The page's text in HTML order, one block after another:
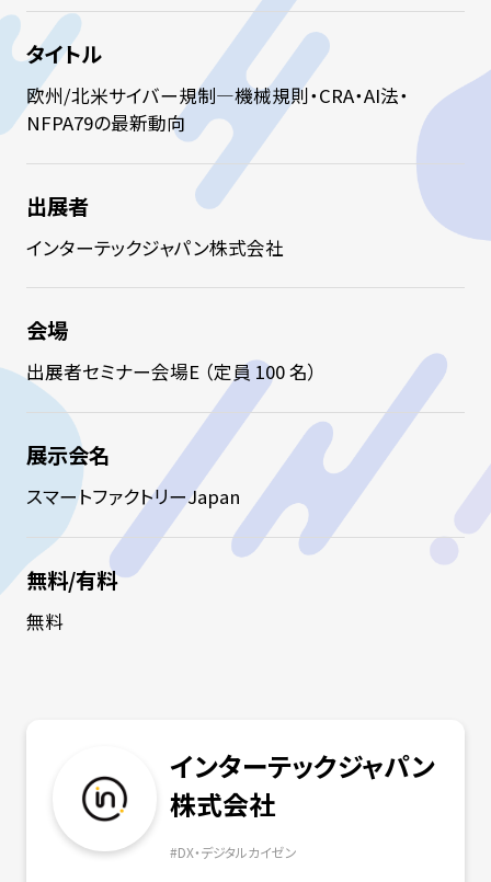
タイトル
欧州/北米サイバー規制—機械規則・CRA・AI法・
NFPA79の最新動向
出展者
インターテックジャパン株式会社
会場
出展者セミナー会場E （定員 100 名）
展示会名
スマートファクトリーJapan
無料/有料
無料
インターテックジャパン
株式会社
#DX・デジタルカイゼン